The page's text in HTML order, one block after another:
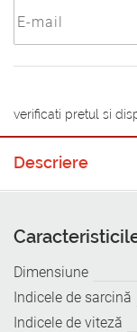
verificati pretul si
Descriere
Dimensiune
Indicele de sarcină
Indicele de viteză